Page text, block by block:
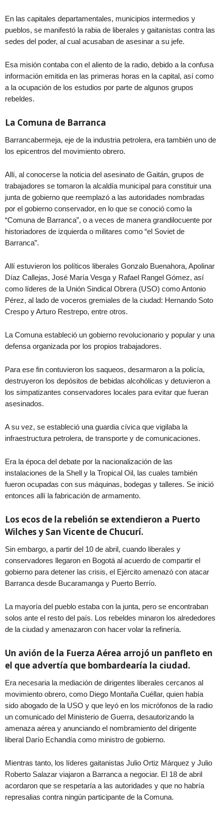
En las capitales departamentales, municipios intermedios y
pueblos, se manifestó la rabia de liberales y gaitanistas contra las
sedes del poder, al cual acusaban de asesinar a su jefe.
Esa misión contaba con el aliento de la radio, debido a la confusa
información emitida en las primeras horas en la capital, así como
a la ocupación de los estudios por parte de algunos grupos
rebeldes.
La Comuna de Barranca
Barrancabermeja, eje de la industria petrolera, era también uno de
los epicentros del movimiento obrero.
Allí, al conocerse la noticia del asesinato de Gaitán, grupos de
trabajadores se tomaron la alcaldía municipal para constituir una
junta de gobierno que reemplazó a las autoridades nombradas
por el gobierno conservador, en lo que se conoció como la
“Comuna de Barranca”, o a veces de manera grandilocuente por
historiadores de izquierda o militares como “el Soviet de
Barranca”.
Allí estuvieron los políticos liberales Gonzalo Buenahora, Apolinar
Díaz Callejas, José María Vesga y Rafael Rangel Gómez, así
como líderes de la Unión Sindical Obrera (USO) como Antonio
Pérez, al lado de voceros gremiales de la ciudad: Hernando Soto
Crespo y Arturo Restrepo, entre otros.
La Comuna estableció un gobierno revolucionario y popular y una
defensa organizada por los propios trabajadores.
Para ese fin contuvieron los saqueos, desarmaron a la policía,
destruyeron los depósitos de bebidas alcohólicas y detuvieron a
los simpatizantes conservadores locales para evitar que fueran
asesinados.
A su vez, se estableció una guardia cívica que vigilaba la
infraestructura petrolera, de transporte y de comunicaciones.
Era la época del debate por la nacionalización de las
instalaciones de la Shell y la Tropical Oil, las cuales también
fueron ocupadas con sus máquinas, bodegas y talleres. Se inició
entonces allí la fabricación de armamento.
Los ecos de la rebelión se extendieron a Puerto
Wilches y San Vicente de Chucurí.
Sin embargo, a partir del 10 de abril, cuando liberales y
conservadores llegaron en Bogotá al acuerdo de compartir el
gobierno para detener las crisis, el Ejército amenazó con atacar
Barranca desde Bucaramanga y Puerto Berrío.
La mayoría del pueblo estaba con la junta, pero se encontraban
solos ante el resto del país. Los rebeldes minaron los alrededores
de la ciudad y amenazaron con hacer volar la refinería.
Un avión de la Fuerza Aérea arrojó un panfleto en
el que advertía que bombardearía la ciudad.
Era necesaria la mediación de dirigentes liberales cercanos al
movimiento obrero, como Diego Montaña Cuéllar, quien había
sido abogado de la USO y que leyó en los micrófonos de la radio
un comunicado del Ministerio de Guerra, desautorizando la
amenaza aérea y anunciando el nombramiento del dirigente
liberal Darío Echandía como ministro de gobierno.
Mientras tanto, los líderes gaitanistas Julio Ortiz Márquez y Julio
Roberto Salazar viajaron a Barranca a negociar. El 18 de abril
acordaron que se respetaría a las autoridades y que no habría
represalias contra ningún participante de la Comuna.